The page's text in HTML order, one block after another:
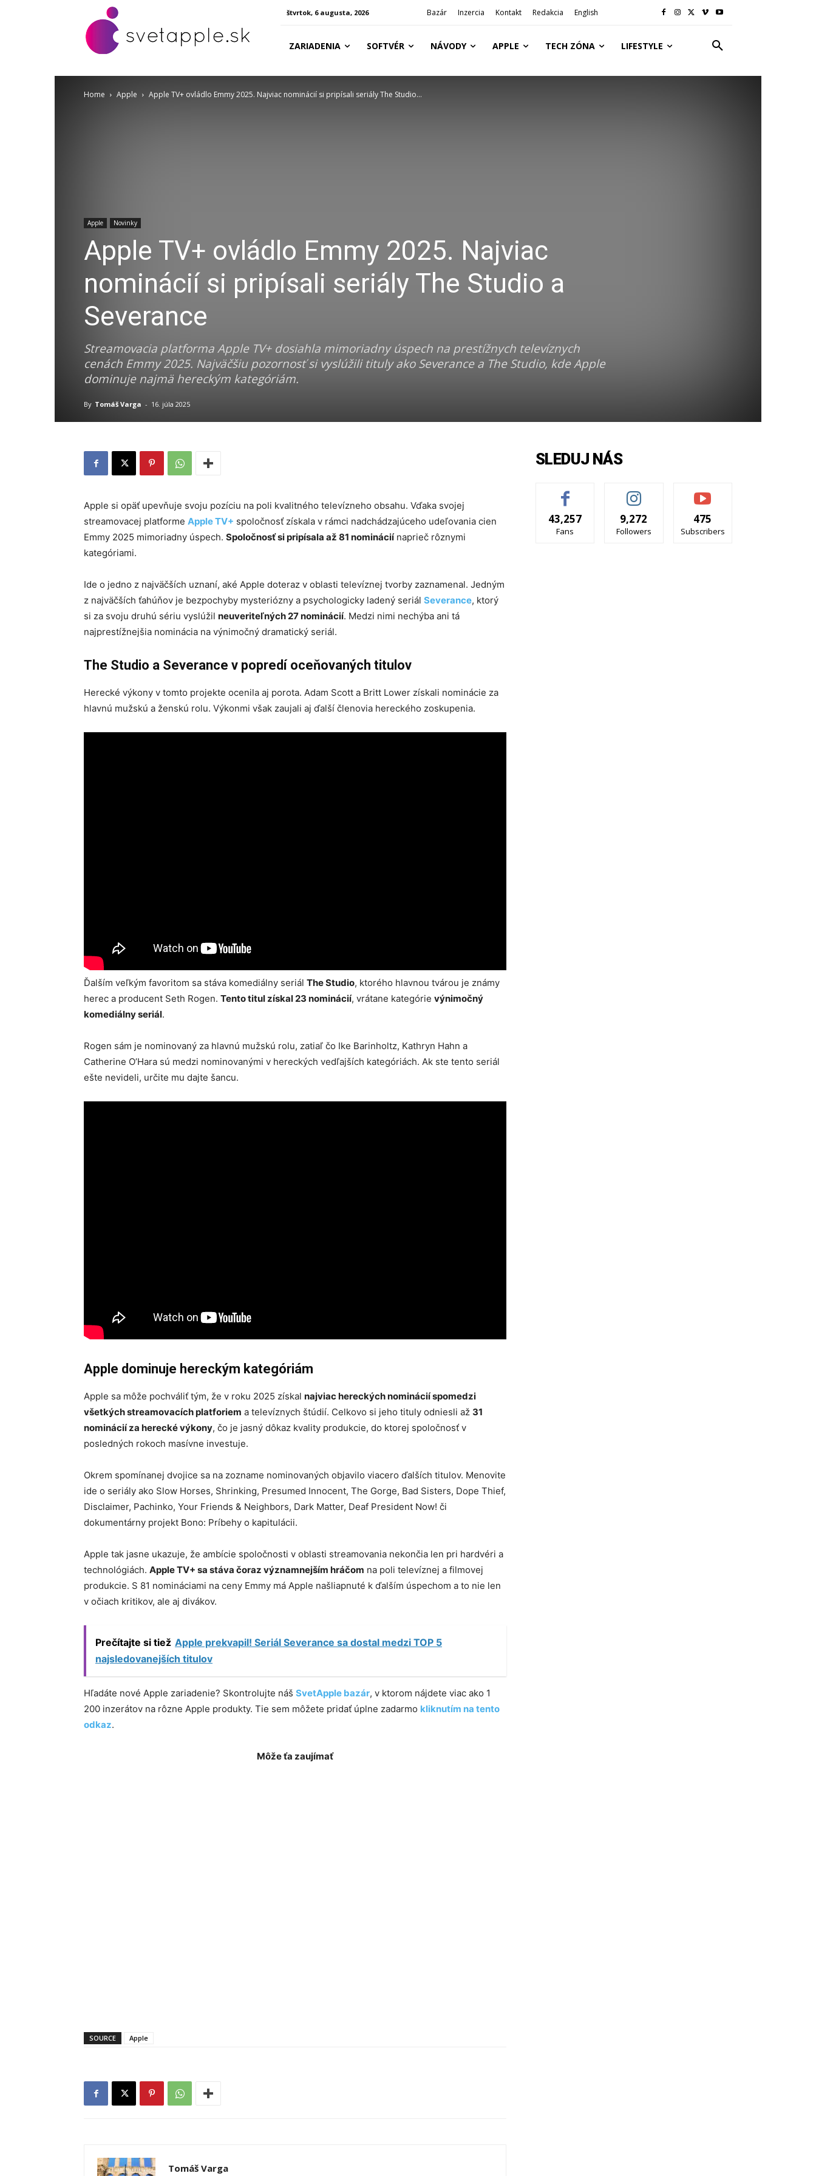
štvrtok, 6 augusta, 2026 Bazár Inzercia Kontakt Redakcia English
ZARIADENIA SOFTVÉR NÁVODY APPLE TECH ZÓNA LIFESTYLE
Home Apple Apple TV+ ovládlo Emmy 2025. Najviac nominácií si pripísali seriály The Studio...
Apple Novinky
Apple TV+ ovládlo Emmy 2025. Najviac
nominácií si pripísali seriály The Studio a
Severance
Streamovacia platforma Apple TV+ dosiahla mimoriadny úspech na prestížnych televíznych
cenách Emmy 2025. Najväčšiu pozornosť si vyslúžili tituly ako Severance a The Studio, kde Apple
dominuje najmä hereckým kategóriám.
By Tomáš Varga - 16. júla 2025
Apple si opäť upevňuje svoju pozíciu na poli kvalitného televízneho obsahu. Vďaka svojej
streamovacej platforme Apple TV+ spoločnosť získala v rámci nadchádzajúceho udeľovania cien
Emmy 2025 mimoriadny úspech. Spoločnosť si pripísala až 81 nomináciínaprieč rôznymi
kategóriami.
Ide o jedno z najväčších uznaní, aké Apple doteraz v oblasti televíznej tvorby zaznamenal. Jedným
z najväčších ťahúňov je bezpochyby mysteriózny a psychologicky ladený seriál Severance, ktorý
si za svoju druhú sériu vyslúžil neuveriteľných 27 nominácií. Medzi nimi nechýba ani tá
najprestížnejšia nominácia na výnimočný dramatický seriál.
The Studio a Severance v popredí oceňovaných titulov
Herecké výkony v tomto projekte ocenila aj porota. Adam Scott a Britt Lower získali nominácie za
hlavnú mužskú a ženskú rolu. Výkonmi však zaujali aj ďalší členovia hereckého zoskupenia.
Ďalším veľkým favoritom sa stáva komediálny seriál The Studio, ktorého hlavnou tvárou je známy
herec a producent Seth Rogen. Tento titul získal 23 nominácií, vrátane kategórie výnimočný
komediálny seriál.
Rogen sám je nominovaný za hlavnú mužskú rolu, zatiaľ čo Ike Barinholtz, Kathryn Hahn a
Catherine O’Hara sú medzi nominovanými v hereckých vedľajších kategóriách. Ak ste tento seriál
ešte nevideli, určite mu dajte šancu.
Apple dominuje hereckým kategóriám
Apple sa môže pochváliť tým, že v roku 2025 získal najviac hereckých nominácií spomedzi
všetkých streamovacích platforiem a televíznych štúdií. Celkovo si jeho tituly odniesli až 31
nominácií za herecké výkony, čo je jasný dôkaz kvality produkcie, do ktorej spoločnosť v
posledných rokoch masívne investuje.
Okrem spomínanej dvojice sa na zozname nominovaných objavilo viacero ďalších titulov. Menovite
ide o seriály ako Slow Horses, Shrinking, Presumed Innocent, The Gorge, Bad Sisters, Dope Thief,
Disclaimer, Pachinko, Your Friends & Neighbors, Dark Matter, Deaf President Now! či
dokumentárny projekt Bono: Príbehy o kapitulácii.
Apple tak jasne ukazuje, že ambície spoločnosti v oblasti streamovania nekončia len pri hardvéri a
technológiách. Apple TV+ sa stáva čoraz významnejším hráčom na poli televíznej a filmovej
produkcie. S 81 nomináciami na ceny Emmy má Apple našliapnuté k ďalším úspechom a to nie len
v očiach kritikov, ale aj divákov.
Prečítajte si tiež Apple prekvapil! Seriál Severance sa dostal medzi TOP 5
najsledovanejších titulov
Hľadáte nové Apple zariadenie? Skontrolujte náš SvetApple bazár, v ktorom nájdete viac ako 1
200 inzerátov na rôzne Apple produkty. Tie sem môžete pridať úplne zadarmo kliknutím na tento
odkaz.
Môže ťa zaujímať
SOURCE Apple
Tomáš Varga
SLEDUJ NÁS
43,257
Fans
9,272
Followers
475
Subscribers